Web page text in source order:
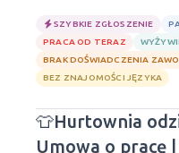
SZYBKIE ZGŁOSZENIE
PRACA OD TERAZ
BRAK DOŚWIADCZENIA
BEZ ZNAJOMOŚCI JĘZYKA
👕Hurtownia
Umowa o pracę